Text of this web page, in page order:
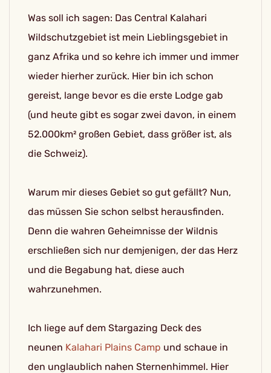
Was soll ich sagen: Das Central Kalahari
Wildschutzgebiet ist mein Lieblingsgebiet in
ganz Afrika und so kehre ich immer und immer
wieder hierher zurück. Hier bin ich schon
gereist, lange bevor es die erste Lodge gab
(und heute gibt es sogar zwei davon, in einem
52.000km² großen Gebiet, dass größer ist, als
die Schweiz).
Warum mir dieses Gebiet so gut gefällt? Nun,
das müssen Sie schon selbst herausfinden.
Denn die wahren Geheimnisse der Wildnis
erschließen sich nur demjenigen, der das Herz
und die Begabung hat, diese auch
wahrzunehmen.
Ich liege auf dem Stargazing Deck des
neunen Kalahari Plains Camp und schaue in
den unglaublich nahen Sternenhimmel. Hier